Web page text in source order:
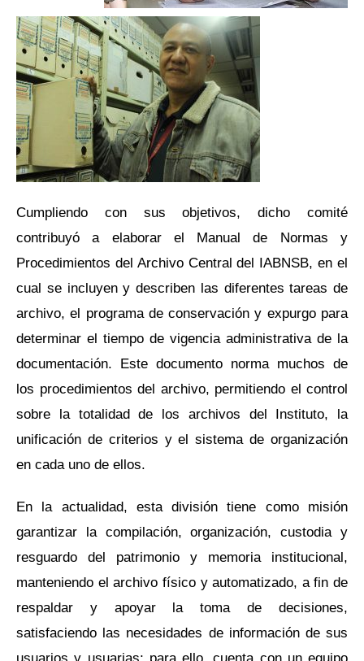
Cumpliendo con sus objetivos, dicho comité
contribuyó a elaborar el Manual de Normas y
Procedimientos del Archivo Central del IABNSB, en el
cual se incluyen y describen las diferentes tareas de
archivo, el programa de conservación y expurgo para
determinar el tiempo de vigencia administrativa de la
documentación. Este documento norma muchos de
los procedimientos del archivo, permitiendo el control
sobre la totalidad de los archivos del Instituto, la
unificación de criterios y el sistema de organización
en cada uno de ellos.
En la actualidad, esta división tiene como misión
garantizar la compilación, organización, custodia y
resguardo del patrimonio y memoria institucional,
manteniendo el archivo físico y automatizado, a fin de
respaldar y apoyar la toma de decisiones,
satisfaciendo las necesidades de información de sus